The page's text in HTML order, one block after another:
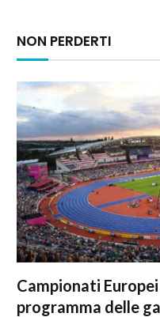
NON PERDERTI
Campionati
programma delle